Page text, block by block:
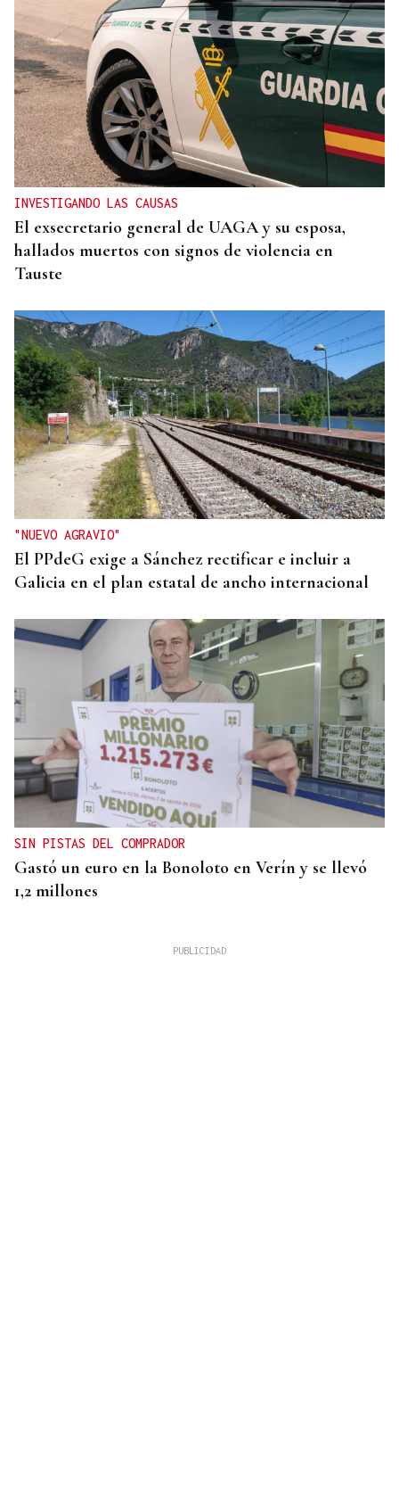
ASOCIACIONES EMPRESARIALES
La Asociación Empresarial de Valdeorras busca
continuar con la línea actual de promoción
INVESTIGANDO LAS CAUSAS
El exsecretario general de UAGA y su esposa,
hallados muertos con signos de violencia en
Tauste
"NUEVO AGRAVIO"
El PPdeG exige a Sánchez rectificar e incluir a
Galicia en el plan estatal de ancho internacional
SIN PISTAS DEL COMPRADOR
Gastó un euro en la Bonoloto en Verín y se llevó
1,2 millones